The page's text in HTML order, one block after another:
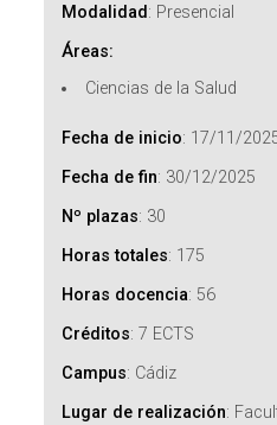
Modalidad: Presencial
Áreas:
Ciencias de la Salud
Fecha de inicio: 17/11/
Fecha de fin: 30/12/2025
Nº plazas: 30
Horas totales: 175
Horas docencia: 56
Créditos:7 ECTS
Campus: Cádiz
Lugar de realización: